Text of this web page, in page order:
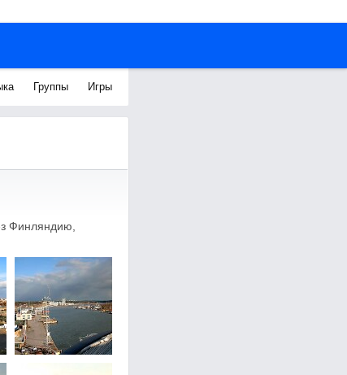
Группы Игры
Финляндию,